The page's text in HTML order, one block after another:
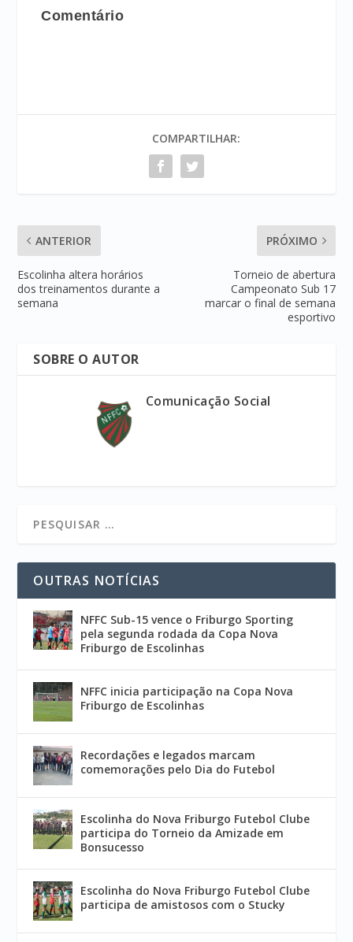
Comentário
COMPARTILHAR:
ANTERIOR
Escolinha altera horários
dos treinamentos durante a
semana
PRÓXIMO
Torneio de abertura
Campeonato Sub 17
marcar o final de semana
esportivo
SOBRE O AUTOR
Comunicação Social
OUTRAS NOTÍCIAS
NFFC Sub-15 vence o Friburgo Sporting
pela segunda rodada da Copa Nova
Friburgo de Escolinhas
NFFC inicia participação na Copa Nova
Friburgo de Escolinhas
Recordações e legados marcam
comemorações pelo Dia do Futebol
Escolinha do Nova Friburgo Futebol Clube
participa do Torneio da Amizade em
Bonsucesso
Escolinha do Nova Friburgo Futebol Clube
participa de amistosos com o Stucky